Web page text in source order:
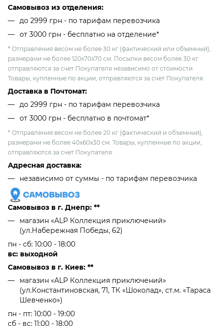
Самовывоз из отделения:
до 2999 грн - по тарифам перевозчика
от 3000 грн - бесплатно на отделение*
* Отправления весом не более 30 кг (фактический или объемный),
размерами не более 120х70х70 см. Посылки весом более 30 кг
отправляются за счет Покупателя независимо от стоимости.
Товары, купленные по акции, отправляются за счет Покупателя.
Доставка в Почтомат:
до 2999 грн - по тарифам перевозчика
от 3000 грн - бесплатно в почтомат*
* Отправления весом не более 20 кг (фактический и объемный),
размерами не более 40х60х30 см. Товары, купленные по акции,
отправляются за счет Покупателя.
Адресная доставка:
независимо от cуммы - по тарифам перевозчика
Самовывоз в г. Днепр: **
магазин «ALP Коллекция приключений»
(ул.Набережная Победы, 62)
пн - сб: 10:00 - 18:00
вс: выходной
Самовывоз в г. Киев: **
магазин «ALP Коллекция приключений»
(ул.Константиновская, 71, ТК «Шоколад», ст.м. «Тараса
Шевченко»)
пн - пт: 10:00 - 19:00
сб - вс: 11:00 - 18:00